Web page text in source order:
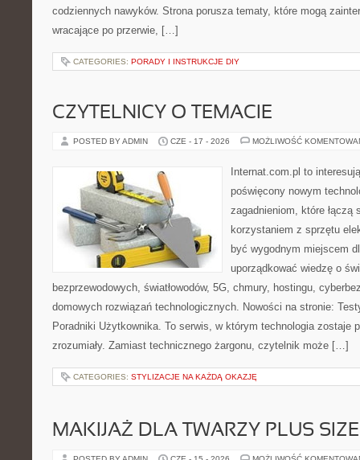
codziennych nawyków. Strona porusza tematy, które mogą
wracające po przerwie, […]
CATEGORIES: PORADY I INSTRUKCJE DIY
CZYTELNICY O TEMACIE
POSTED BY ADMIN CZE - 17 - 2026 MOŻLIWOŚĆ
Internat.com.pl to
poświęcony nowym
zagadnieniom, które łączą
korzystaniem z sprzętu
być wygodnym miejscem
uporządkować wiedzę o
bezprzewodowych, światłowodów, 5G, chmury, hostingu,
domowych rozwiązań technologicznych. Nowości na stronie:
Poradniki Użytkownika. To serwis, w którym technologia zostaje
zrozumiały. Zamiast technicznego żargonu, czytelnik może […]
CATEGORIES: STYLIZACJE NA KAŻDĄ OKAZJĘ
MAKIJAŻ DLA TWARZY PLUS SIZE